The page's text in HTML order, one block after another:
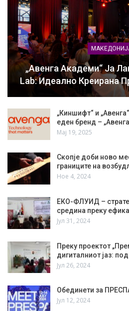
„Авенга Академи“ Ја
Lab: Идеално Креирана
„Киншифт“ и
еден бренд –
Мај 19, 2025
Скопје доби ново
границите на
Ное 4, 2024
ЕКО-ФЛУИД –
средина преку
Јул 31, 2024
Преку проектот
дигиталниот јаз:
Јул 26, 2024
Обединети за
Јул 12, 2024